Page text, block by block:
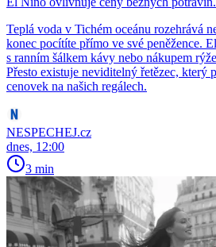
Teplá voda v Tichém oceánu rozehrává
konec pocítíte přímo ve své peněžence.
s ranním šálkem kávy nebo nákupem
Přesto existuje neviditelný řetězec, který
cenovek na našich regálech.
NESPECHEJ.cz
dnes, 12:00
3 min